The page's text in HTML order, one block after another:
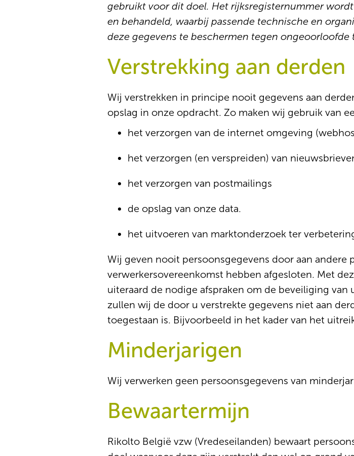
gebruikt voor dit doel. Het rijksregisternummer
en behandeld, waarbij passende technische en
deze gegevens te beschermen tegen ongeoorloofde
Verstrekking aan derden
Wij verstrekken in principe nooit gegevens aan
opslag in onze opdracht. Zo maken wij gebruik van
het verzorgen van de internet omgeving
het verzorgen (en verspreiden) van
het verzorgen van postmailings
de opslag van onze data.
het uitvoeren van marktonderzoek ter
Wij geven nooit persoonsgegevens door aan andere
verwerkersovereenkomst hebben afgesloten. Met
uiteraard de nodige afspraken om de beveiliging
zullen wij de door u verstrekte gegevens niet aan
toegestaan is. Bijvoorbeeld in het kader van het
Minderjarigen
Wij verwerken geen persoonsgegevens van
Bewaartermijn
Rikolto België vzw (Vredeseilanden) bewaart